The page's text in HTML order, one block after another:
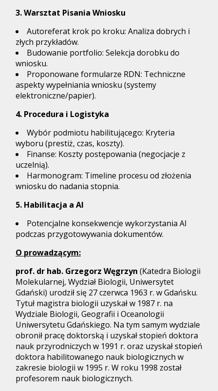
3. Warsztat Pisania Wniosku
Autoreferat krok po kroku: Analiza dobrych i
złych przykładów.
Budowanie portfolio: Selekcja dorobku do
wniosku.
Proponowane formularze RDN: Techniczne
aspekty wypełniania wniosku (systemy
elektroniczne/papier).
4. Procedura i Logistyka
Wybór podmiotu habilitującego: Kryteria
wyboru (prestiż, czas, koszty).
Finanse: Koszty postępowania (negocjacje z
uczelnią).
Harmonogram: Timeline procesu od złożenia
wniosku do nadania stopnia.
5. Habilitacja a AI
Potencjalne konsekwencje wykorzystania AI
podczas przygotowywania dokumentów.
O prowadzącym:
prof. dr hab. Grzegorz Węgrzyn (Katedra Biologii
Molekularnej, Wydział Biologii, Uniwersytet
Gdański) urodził się 27 czerwca 1963 r. w Gdańsku.
Tytuł magistra biologii uzyskał w 1987 r. na
Wydziale Biologii, Geografii i Oceanologii
Uniwersytetu Gdańskiego. Na tym samym wydziale
obronił pracę doktorską i uzyskał stopień doktora
nauk przyrodniczych w 1991 r. oraz uzyskał stopień
doktora habilitowanego nauk biologicznych w
zakresie biologii w 1995 r. W roku 1998 został
profesorem nauk biologicznych.